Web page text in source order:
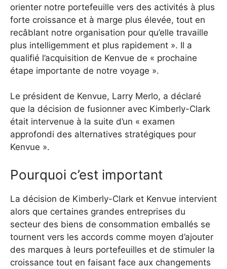
orienter notre portefeuille vers des activités à plus
forte croissance et à marge plus élevée, tout en
recâblant notre organisation pour qu’elle travaille
plus intelligemment et plus rapidement ». Il a
qualifié l’acquisition de Kenvue de « prochaine
étape importante de notre voyage ».
Le président de Kenvue, Larry Merlo, a déclaré
que la décision de fusionner avec Kimberly-Clark
était intervenue à la suite d’un « examen
approfondi des alternatives stratégiques pour
Kenvue ».
Pourquoi c’est important
La décision de Kimberly-Clark et Kenvue intervient
alors que certaines grandes entreprises du
secteur des biens de consommation emballés se
tournent vers les accords comme moyen d’ajouter
des marques à leurs portefeuilles et de stimuler la
croissance tout en faisant face aux changements